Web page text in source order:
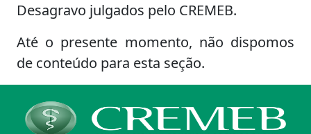
Desagravo julgados pelo CREMEB.
Até o presente momento, não dispomos
de conteúdo para esta seção.